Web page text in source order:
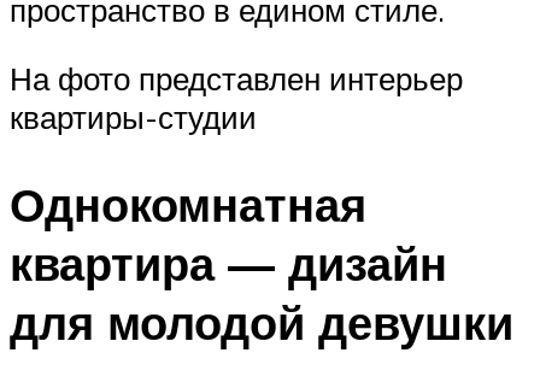
пространство в едином стиле.
На фото представлен интерьер
квартиры-студии
Однокомнатная
квартира — дизайн
для молодой девушки